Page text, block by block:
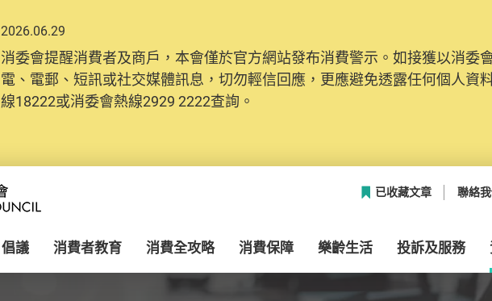
2026.06.29
消委會提醒消費者及商戶，本會僅於官方網站發布消費警示。如接獲以消委
電、電郵、短訊或社交媒體訊息，切勿輕信回應，更應避免透露任何個人資
線18222或消委會熱線2929 2222查詢。
2025.10.31
為提升使用者體驗及網絡安全，本會的投訴處理系統已經進行升級及推出
消費者需要提供基本聯絡資料（包括姓名、電郵及電話）註冊帳戶，才可提
紀錄將清晰整合於帳戶中，方便日後作出跟進。
已收藏文章 聯絡
倡議 消費者教育 消費全攻略 消費保障 樂齡生活 投訴及服務